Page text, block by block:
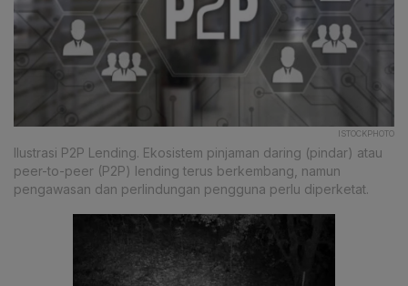
ISTOCKPHOTO
Ilustrasi P2P Lending. Ekosistem pinjaman daring (pindar) atau
peer-to-peer (P2P) lending terus berkembang, namun
pengawasan dan perlindungan pengguna perlu diperketat.